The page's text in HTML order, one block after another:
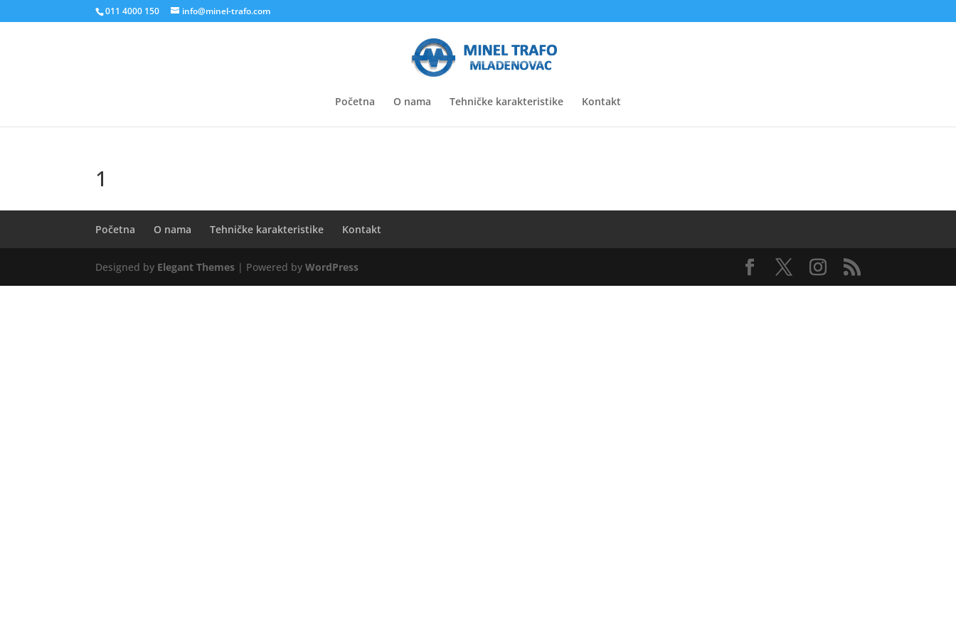
011 4000 150 info@minel-trafo.com
Početna O nama Tehničke karakteristike Kontakt
1
Početna O nama Tehničke karakteristike Kontakt
Designed by Elegant Themes | Powered byWordPress